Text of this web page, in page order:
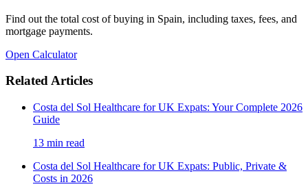
Find out the total cost of buying in Spain, including taxes, fees, and
mortgage payments.
Open Calculator
Related Articles
Costa del Sol Healthcare for UK Expats: Your Complete 2026
Guide
13 min read
Costa del Sol Healthcare for UK Expats: Public, Private &
Costs in 2026